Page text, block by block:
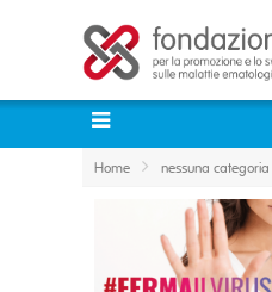
Home nessuna categoria